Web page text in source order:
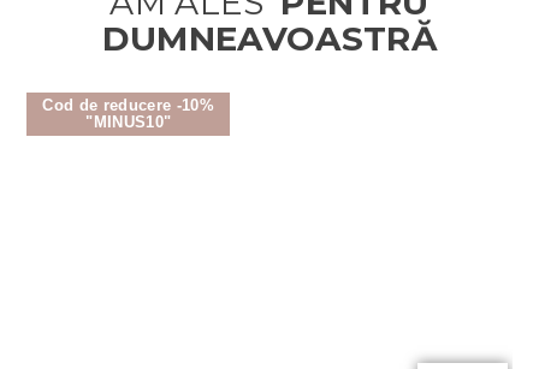
Cod de reducere -10%
"MINUS10"